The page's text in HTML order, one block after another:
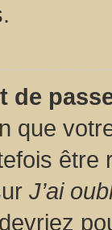
de
que
être
J’ai